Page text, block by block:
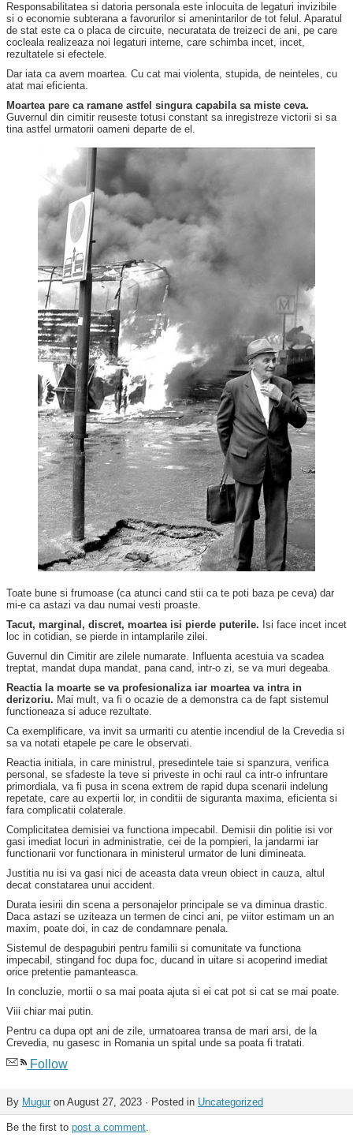
Responsabilitatea si datoria personala este inlocuita de legaturi invizibile
si o economie subterana a favorurilor si amenintarilor de tot felul. Aparatul
de stat este ca o placa de circuite, necuratata de treizeci de ani, pe care
cocleala realizeaza noi legaturi interne, care schimba incet, incet,
rezultatele si efectele.
Dar iata ca avem moartea. Cu cat mai violenta, stupida, de neinteles, cu
atat mai eficienta.
Moartea pare ca ramane astfel singura capabila sa miste ceva.
Guvernul din cimitir reuseste totusi constant sa inregistreze victorii si sa
tina astfel urmatorii oameni departe de el.
Toate bune si frumoase (ca atunci cand stii ca te poti baza pe ceva) dar
mi-e ca astazi va dau numai vesti proaste.
Tacut, marginal, discret, moartea isi pierde puterile. Isi face incet incet
loc in cotidian, se pierde in intamplarile zilei.
Guvernul din Cimitir are zilele numarate. Influenta acestuia va scadea
treptat, mandat dupa mandat, pana cand, intr-o zi, se va muri degeaba.
Reactia la moarte se va profesionaliza iar moartea va intra in
derizoriu. Mai mult, va fi o ocazie de a demonstra ca de fapt sistemul
functioneaza si aduce rezultate.
Ca exemplificare, va invit sa urmariti cu atentie incendiul de la Crevedia si
sa va notati etapele pe care le observati.
Reactia initiala, in care ministrul, presedintele taie si spanzura, verifica
personal, se sfadeste la teve si priveste in ochi raul ca intr-o infruntare
primordiala, va fi pusa in scena extrem de rapid dupa scenarii indelung
repetate, care au expertii lor, in conditii de siguranta maxima, eficienta si
fara complicatii colaterale.
Complicitatea demisiei va functiona impecabil. Demisii din politie isi vor
gasi imediat locuri in administratie, cei de la pompieri, la jandarmi iar
functionarii vor functionara in ministerul urmator de luni dimineata.
Justitia nu isi va gasi nici de aceasta data vreun obiect in cauza, altul
decat constatarea unui accident.
Durata iesirii din scena a personajelor principale se va diminua drastic.
Daca astazi se uziteaza un termen de cinci ani, pe viitor estimam un an
maxim, poate doi, in caz de condamnare penala.
Sistemul de despagubiri pentru familii si comunitate va functiona
impecabil, stingand foc dupa foc, ducand in uitare si acoperind imediat
orice pretentie pamanteasca.
In concluzie, mortii o sa mai poata ajuta si ei cat pot si cat se mai poate.
Viii chiar mai putin.
Pentru ca dupa opt ani de zile, urmatoarea transa de mari arsi, de la
Crevedia, nu gasesc in Romania un spital unde sa poata fi tratati.
Follow
By Mugur on August 27, 2023 · Posted in Uncategorized
Be the first to post a comment